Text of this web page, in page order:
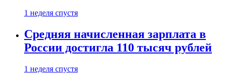
1 неделя спустя
Средняя начисленная зарплата в
России достигла 110 тысяч рублей
1 неделя спустя